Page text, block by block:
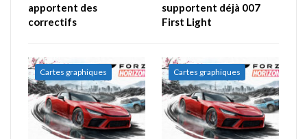
apportent des
correctifs
supportent déjà 007
First Light
Cartes graphiques Cartes graphiques